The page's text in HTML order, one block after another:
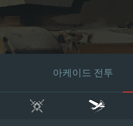
아케이드 전투